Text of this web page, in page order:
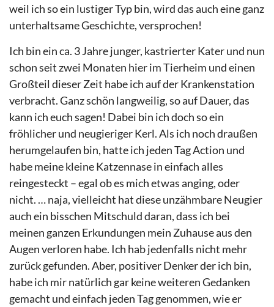
weil ich so ein lustiger Typ bin, wird das auch eine ganz
unterhaltsame Geschichte, versprochen!
Ich bin ein ca. 3 Jahre junger, kastrierter Kater und nun
schon seit zwei Monaten hier im Tierheim und einen
Großteil dieser Zeit habe ich auf der Krankenstation
verbracht. Ganz schön langweilig, so auf Dauer, das
kann ich euch sagen! Dabei bin ich doch so ein
fröhlicher und neugieriger Kerl. Als ich noch draußen
herumgelaufen bin, hatte ich jeden Tag Action und
habe meine kleine Katzennase in einfach alles
reingesteckt – egal ob es mich etwas anging, oder
nicht. … naja, vielleicht hat diese unzähmbare Neugier
auch ein bisschen Mitschuld daran, dass ich bei
meinen ganzen Erkundungen mein Zuhause aus den
Augen verloren habe. Ich hab jedenfalls nicht mehr
zurück gefunden. Aber, positiver Denker der ich bin,
habe ich mir natürlich gar keine weiteren Gedanken
gemacht und einfach jeden Tag genommen, wie er